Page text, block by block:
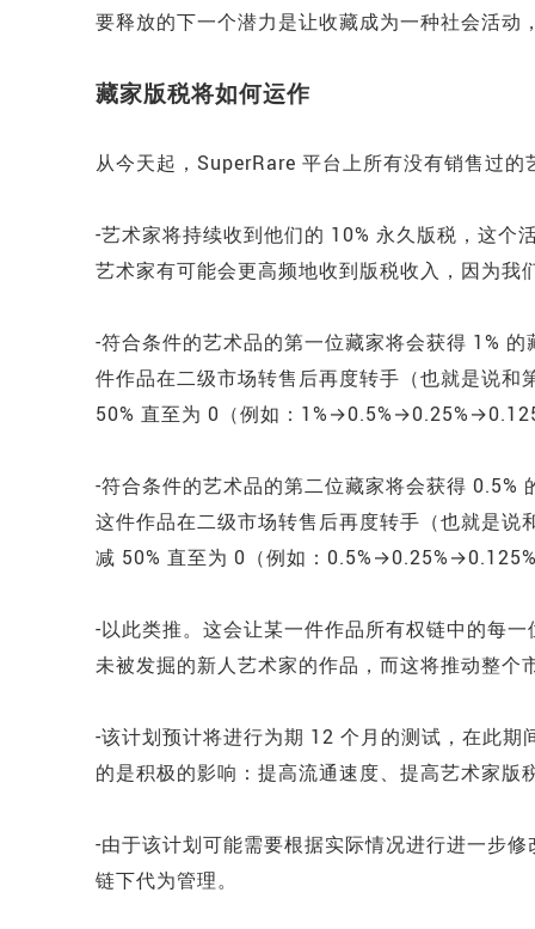
要释放的下一个潜力是让收藏成为一种社会活动
藏家版税将如何运作
从今天起，SuperRare 平台上所有没有销售过
-艺术家将持续收到他们的 10% 永久版税，这个
艺术家有可能会更高频地收到版税收入，因为我
-符合条件的艺术品的第一位藏家将会获得 1%
件作品在二级市场转售后再度转手（也就是说
50% 直至为 0（例如：
-符合条件的艺术品的第二位藏家将会获得 0.5%
这件作品在二级市场转售后再度转手（也就是
减 50% 直至为 0（例如：
-以此类推。这会让某一件作品所有权链中的每
未被发掘的新人艺术家的作品，而这将推动整个
-该计划预计将进行为期 12 个月的测试，在此
的是积极的影响：提高流通速度、提高艺术家版
-由于该计划可能需要根据实际情况进行进一步
链下代为管理。